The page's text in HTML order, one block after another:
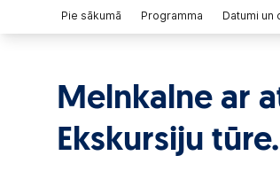
Melnkalne ar
Ekskursiju tūre.
Pie sākumā Programma Datumi un